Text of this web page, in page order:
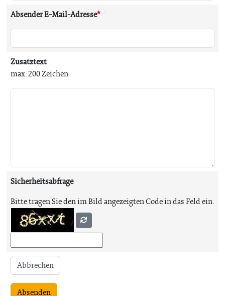
Absender E-Mail-Adresse*
Zusatztext
max. 200 Zeichen
Sicherheitsabfrage
Bitte tragen Sie den im Bild angezeigten Code in das Feld ein.
Abbrechen
Absenden